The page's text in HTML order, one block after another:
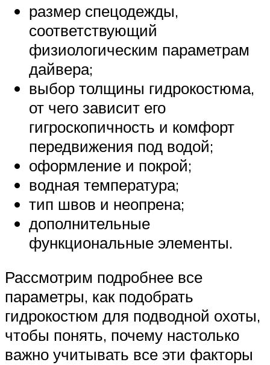
размер спецодежды,
соответствующий
физиологическим параметрам
дайвера;
выбор толщины гидрокостюма,
от чего зависит его
гигроскопичность и комфорт
передвижения под водой;
оформление и покрой;
водная температура;
тип швов и неопрена;
дополнительные
функциональные элементы.
Рассмотрим подробнее все
параметры, как подобрать
гидрокостюм для подводной охоты,
чтобы понять, почему настолько
важно учитывать все эти факторы